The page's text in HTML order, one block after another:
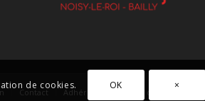
Contact Adhérez ! Bulletin d’adhésion
de cookies. OK ×